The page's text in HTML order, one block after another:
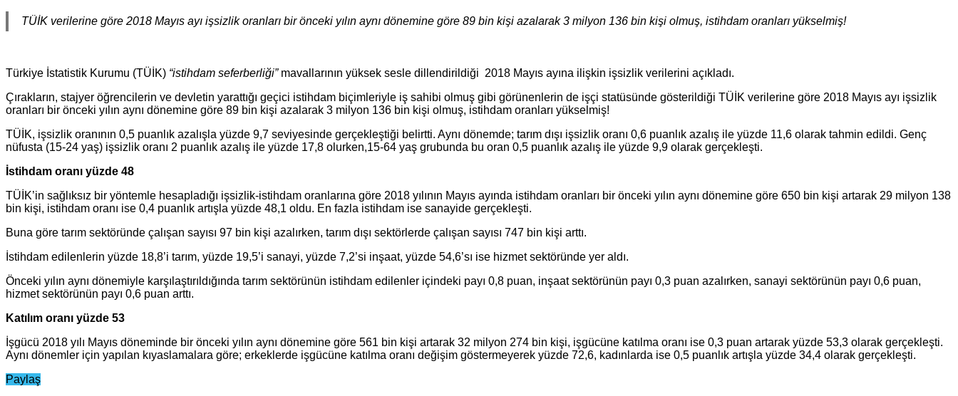
TÜİK verilerine göre 2018 Mayıs ayı işsizlik oranları bir önceki yılın aynı dönemine göre 89 bin kişi azalarak 3 milyon 136 bin kişi olmuş, istihdam oranları yükselmiş!
Türkiye İstatistik Kurumu (TÜİK) “istihdam seferberliği”mavallarının yüksek sesle dillendirildiği 2018 Mayıs ayına ilişkin işsizlik verilerini açıkladı.
Çırakların, stajyer öğrencilerin ve devletin yarattığı geçici istihdam biçimleriyle iş sahibi olmuş gibi görünenlerin de işçi statüsünde gösterildiği TÜİK verilerine göre 2018 Mayıs ayı işsizlik
oranları bir önceki yılın aynı dönemine göre 89 bin kişi azalarak 3 milyon 136 bin kişi olmuş, istihdam oranları yükselmiş!
TÜİK, işsizlik oranının 0,5 puanlık azalışla yüzde 9,7 seviyesinde gerçekleştiği belirtti. Aynı dönemde; tarım dışı işsizlik oranı 0,6 puanlık azalış ile yüzde 11,6 olarak tahmin edildi. Genç
nüfusta (15-24 yaş) işsizlik oranı 2 puanlık azalış ile yüzde 17,8 olurken,15-64 yaş grubunda bu oran 0,5 puanlık azalış ile yüzde 9,9 olarak gerçekleşti.
İstihdam oranı yüzde 48
TÜİK’in sağlıksız bir yöntemle hesapladığı işsizlik-istihdam oranlarına göre 2018 yılının Mayıs ayında istihdam oranları bir önceki yılın aynı dönemine göre 650 bin kişi artarak 29 milyon 138
bin kişi, istihdam oranı ise 0,4 puanlık artışla yüzde 48,1 oldu. En fazla istihdam ise sanayide gerçekleşti.
Buna göre tarım sektöründe çalışan sayısı 97 bin kişi azalırken, tarım dışı sektörlerde çalışan sayısı 747 bin kişi arttı.
İstihdam edilenlerin yüzde 18,8’i tarım, yüzde 19,5’i sanayi, yüzde 7,2’si inşaat, yüzde 54,6’sı ise hizmet sektöründe yer aldı.
Önceki yılın aynı dönemiyle karşılaştırıldığında tarım sektörünün istihdam edilenler içindeki payı 0,8 puan, inşaat sektörünün payı 0,3 puan azalırken, sanayi sektörünün payı 0,6 puan,
hizmet sektörünün payı 0,6 puan arttı.
Katılım oranı yüzde 53
İşgücü 2018 yılı Mayıs döneminde bir önceki yılın aynı dönemine göre 561 bin kişi artarak 32 milyon 274 bin kişi, işgücüne katılma oranı ise 0,3 puan artarak yüzde 53,3 olarak gerçekleşti.
Aynı dönemler için yapılan kıyaslamalara göre; erkeklerde işgücüne katılma oranı değişim göstermeyerek yüzde 72,6, kadınlarda ise 0,5 puanlık artışla yüzde 34,4 olarak gerçekleşti.
Paylaş